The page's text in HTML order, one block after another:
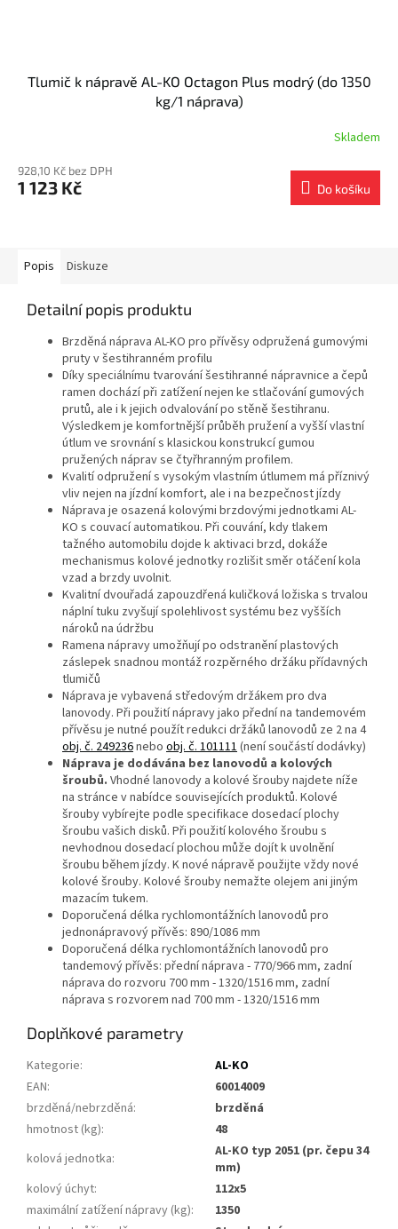
Tlumič k nápravě AL-KO Octagon Plus modrý (do 1350
kg/1 náprava)
Skladem
928,10 Kč bez DPH
1 123 Kč Do košíku
Popis Diskuze
Detailní popis produktu
Brzděná náprava AL-KO pro přívěsy odpružená gumovými
pruty v šestihranném profilu
Díky speciálnímu tvarování šestihranné nápravnice a čepů
ramen dochází při zatížení nejen ke stlačování gumových
prutů, ale i k jejich odvalování po stěně šestihranu.
Výsledkem je komfortnější průběh pružení a vyšší vlastní
útlum ve srovnání s klasickou konstrukcí gumou
pružených náprav se čtyřhranným profilem.
Kvalití odpružení s vysokým vlastním útlumem má příznivý
vliv nejen na jízdní komfort, ale i na bezpečnost jízdy
Náprava je osazená kolovými brzdovými jednotkami AL-
KO s couvací automatikou. Při couvání, kdy tlakem
tažného automobilu dojde k aktivaci brzd, dokáže
mechanismus kolové jednotky rozlišit směr otáčení kola
vzad a brzdy uvolnit.
Kvalitní dvouřadá zapouzdřená kuličková ložiska s trvalou
náplní tuku zvyšují spolehlivost systému bez vyšších
nároků na údržbu
Ramena nápravy umožňují po odstranění plastových
záslepek snadnou montáž rozpěrného držáku přídavných
tlumičů
Náprava je vybavená středovým držákem pro dva
lanovody. Při použití nápravy jako přední na tandemovém
přívěsu je nutné použít redukci držáků lanovodů ze 2 na 4
obj. č. 249236nebo obj. č. 101111(není součástí dodávky)
Náprava je dodávána bez lanovodů a kolových
šroubů. Vhodné lanovody a kolové šrouby najdete níže
na stránce v nabídce souvisejících produktů. Kolové
šrouby vybírejte podle specifikace dosedací plochy
šroubu vašich disků. Při použití kolového šroubu s
nevhodnou dosedací plochou může dojít k uvolnění
šroubu během jízdy. K nové nápravě použijte vždy nové
kolové šrouby. Kolové šrouby nemažte olejem ani jiným
mazacím tukem.
Doporučená délka rychlomontážních lanovodů pro
jednonápravový přívěs: 890/1086 mm
Doporučená délka rychlomontážních lanovodů pro
tandemový přívěs: přední náprava - 770/966 mm, zadní
náprava do rozvoru 700 mm - 1320/1516 mm, zadní
náprava s rozvorem nad 700 mm - 1320/1516 mm
Doplňkové parametry
Kategorie:
AL-KO
EAN:
60014009
brzděná/nebrzděná:
brzděná
hmotnost (kg):
48
kolová jednotka:
AL-KO typ 2051 (pr. čepu 34
mm)
kolový úchyt:
112x5
maximální zatížení nápravy (kg):
1350